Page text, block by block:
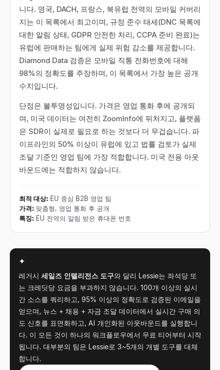
니다. 영국, DACH, 프랑스, 북유럽 전역의 모바일 커버리
지는 이 목록에서 최고이며, 규정 준수 태세(DNC 목록에
대한 알림 상태, GDPR 안전한 처리, CCPA 준비 완료)는
유럽에 판매하는 팀에게 실제 위험 감소를 제공합니다.
Diamond Data 검증은 모바일 직통 전화번호에 대해
98%의 정확도를 주장하며, 이 목록에서 가장 높은 공개
수치입니다.
단점은 불투명성입니다. 가격은 영업 통화 후에 공개되
며, 미국 데이터는 여전히 ZoomInfo에 뒤처지고, 플랫폼
은 SDR이 실제로 필요로 하는 것보다 더 무겁습니다. 파
이프라인의 50% 이상이 유럽에 있고 법률 검토가 실제
조달 기준인 영업 팀에 가장 적합합니다. 미국 전용 아웃
바운드에는 적합하지 않습니다.
최적 대상: EU 중심 B2B 영업 팀
가격: 맞춤형, 영업 통화 후 공개
특징: EU 전역의 알림 받은 휴대폰 번호
✦
레거시 세일즈 인텔리전스 도구와 달리 Lessie는 좌석당 또
는 크레딧당 요금을 부과하지 않습니다. 100개 이상의 실시
간 소스를 쿼리하고, 95% 이상의 정확도로 검증된 이메일을
얻으며, 뉴스 + 채용 + 자금 조달 데이터에서 실시간 구매 의
도 신호를 표면화하고, AI 개인화된 아웃바운드를 실행합니
다. 이 모든 것이 하나의 워크플로우에서 무료 티어부터 시작
됩니다. 대부분의 팀은 Lessie로 3~5개의 개별 도구를 대체
합니다.